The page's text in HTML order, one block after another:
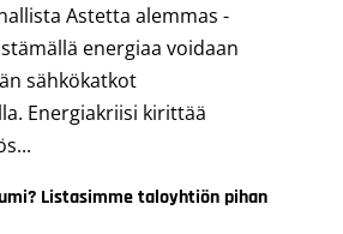
Astetta alemmas -
energiaa voidaan
sähkökatkot
Energiakriisi kirittää
Listasimme taloyhtiön pihan